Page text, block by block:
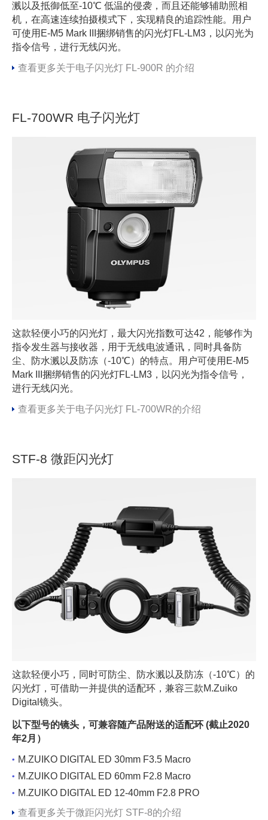
溅以及抵御低至-10℃ 低温的侵袭，而且还能够辅助照相
机，在高速连续拍摄模式下，实现精良的追踪性能。用户
可使用E-M5 Mark III捆绑销售的闪光灯FL-LM3，以闪光为
指令信号，进行无线闪光。
查看更多关于电子闪光灯 FL-900R 的介绍
FL-700WR 电子闪光灯
这款轻便小巧的闪光灯，最大闪光指数可达42，能够作为
指令发生器与接收器，用于无线电波通讯，同时具备防
尘、防水溅以及防冻（-10℃）的特点。用户可使用E-M5
Mark III捆绑销售的闪光灯FL-LM3，以闪光为指令信号，
进行无线闪光。
查看更多关于电子闪光灯 FL-700WR的介绍
STF-8 微距闪光灯
这款轻便小巧，同时可防尘、防水溅以及防冻（-10℃）的
闪光灯，可借助一并提供的适配环，兼容三款M.Zuiko
Digital镜头。
以下型号的镜头，可兼容随产品附送的适配环 (截止2020
年2月）
M.ZUIKO DIGITAL ED 30mm F3.5 Macro
M.ZUIKO DIGITAL ED 60mm F2.8 Macro
M.ZUIKO DIGITAL ED 12-40mm F2.8 PRO
查看更多关于微距闪光灯 STF-8的介绍